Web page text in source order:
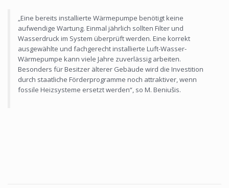
„Eine bereits installierte Wärmepumpe benötigt keine
aufwendige Wartung. Einmal jährlich sollten Filter und
Wasserdruck im System überprüft werden. Eine korrekt
ausgewählte und fachgerecht installierte Luft-Wasser-
Wärmepumpe kann viele Jahre zuverlässig arbeiten.
Besonders für Besitzer älterer Gebäude wird die Investition
durch staatliche Förderprogramme noch attraktiver, wenn
fossile Heizsysteme ersetzt werden“, so M. Beniušis.